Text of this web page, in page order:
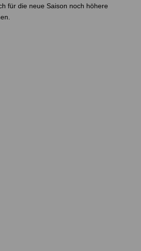
für die neue Saison noch höhere